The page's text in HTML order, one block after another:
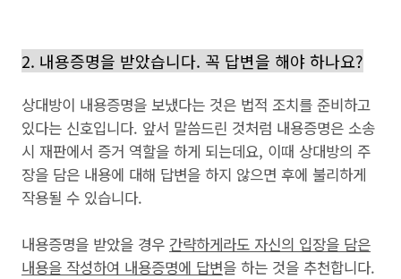
2. 내용증명을 받았습니다. 꼭 답변을 해야 하나요?
상대방이 내용증명을 보냈다는 것은 법적 조치를 준비하고
있다는 신호입니다. 앞서 말씀드린 것처럼 내용증명은 소송
시 재판에서 증거 역할을 하게 되는데요, 이때 상대방의 주
장을 담은 내용에 대해 답변을 하지 않으면 후에 불리하게
작용될 수 있습니다.
내용증명을 받았을 경우 간략하게라도 자신의 입장을 담은
내용을 작성하여 내용증명에 답변을 하는 것을 추천합니다.